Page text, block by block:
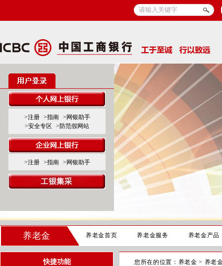
>注册 >指南
>网银助手
>安全专区
>防范假网站
>注册 >指南 >网银助手
养老金 养老金首页 养老金服务 养老金产品
快捷功能 您所在的位置： 养老金 > 养老